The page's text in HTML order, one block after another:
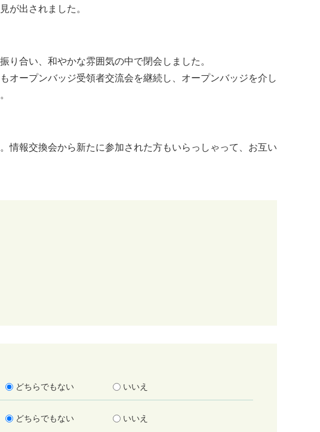
が出されました。
合い、和やかな雰囲気の中で閉会しました。
ープンバッジ受領者交流会を継続し、オープンバッジを介し
報交換会から新たに参加された方もいらっしゃって、お互い
どちらでもない いいえ
どちらでもない いいえ